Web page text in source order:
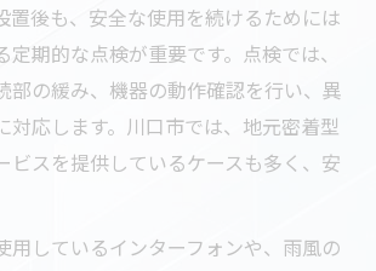
置後も、安全な使用を続けるためには
期的な点検が重要です。点検では、
部の緩み、機器の動作確認を行い、異
対応します。川口市では、地元密着型
ビスを提供しているケースも多く、安
用しているインターフォンや、雨風の